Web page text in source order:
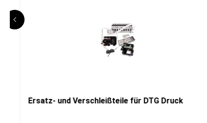
Ersatz- und Verschleißteile für DTG Druck